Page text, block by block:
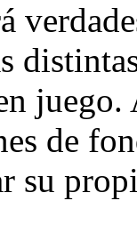
juego.
de
su